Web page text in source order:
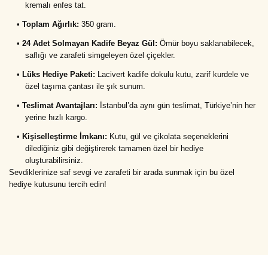
kremalı enfes tat.
• Toplam Ağırlık: 350 gram.
• 24 Adet Solmayan Kadife Beyaz Gül: Ömür boyu saklanabilecek,
saflığı ve zarafeti simgeleyen özel çiçekler.
• Lüks Hediye Paketi: Lacivert kadife dokulu kutu, zarif kurdele ve
özel taşıma çantası ile şık sunum.
• Teslimat Avantajları: İstanbul’da aynı gün teslimat, Türkiye’nin her
yerine hızlı kargo.
• Kişiselleştirme İmkanı: Kutu, gül ve çikolata seçeneklerini
dilediğiniz gibi değiştirerek tamamen özel bir hediye
oluşturabilirsiniz.
Sevdiklerinize saf sevgi ve zarafeti bir arada sunmak için bu özel
hediye kutusunu tercih edin!